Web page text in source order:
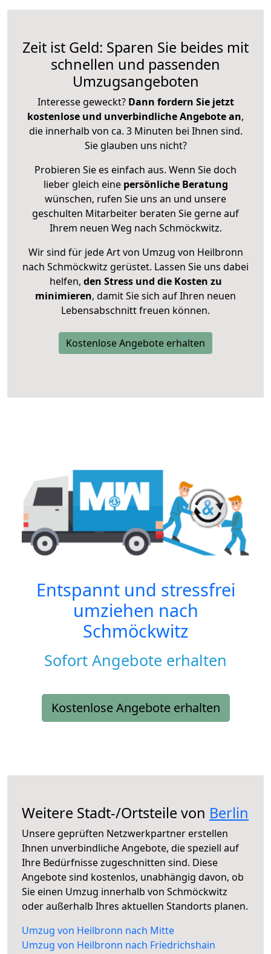
Zeit ist Geld: Sparen Sie beides mit
schnellen und passenden
Umzugsangeboten
Interesse geweckt? Dann fordern Sie jetzt
kostenlose und unverbindliche Angebote an,
die innerhalb von ca. 3 Minuten bei Ihnen sind.
Sie glauben uns nicht?
Probieren Sie es einfach aus. Wenn Sie doch
lieber gleich eine persönliche Beratung
wünschen, rufen Sie uns an und unsere
geschulten Mitarbeiter beraten Sie gerne auf
Ihrem neuen Weg nach Schmöckwitz.
Wir sind für jede Art von Umzug von Heilbronn
nach Schmöckwitz gerüstet. Lassen Sie uns dabei
helfen, den Stress und die Kosten zu
minimieren, damit Sie sich auf Ihren neuen
Lebensabschnitt freuen können.
Kostenlose Angebote erhalten
Entspannt und stressfrei
umziehen nach
Schmöckwitz
Sofort Angebote erhalten
Kostenlose Angebote erhalten
Weitere Stadt-/Ortsteile von Berlin
Unsere geprüften Netzwerkpartner erstellen
Ihnen unverbindliche Angebote, die speziell auf
Ihre Bedürfnisse zugeschnitten sind. Diese
Angebote sind kostenlos, unabhängig davon, ob
Sie einen Umzug innerhalb von Schmöckwitz
oder außerhalb Ihres aktuellen Standorts planen.
Umzug von Heilbronn nach Mitte
Umzug von Heilbronn nach Friedrichshain